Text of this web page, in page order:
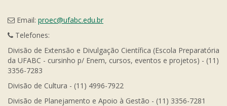
Email: proec@ufabc.edu.br
Telefones:
Divisão de Extensão e Divulgação Científica (Escola Preparatória
da UFABC - cursinho p/ Enem, cursos, eventos e projetos) - (11)
3356-7283
Divisão de Cultura - (11) 4996-7922
Divisão de Planejamento e Apoio à Gestão - (11) 3356-7281